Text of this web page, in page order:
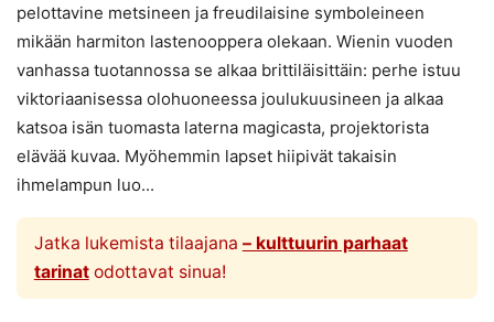
pelottavine metsineen ja freudilaisine symboleineen
mikään harmiton lastenooppera olekaan. Wienin vuoden
vanhassa tuotannossa se alkaa brittiläisittäin: perhe istuu
viktoriaanisessa olohuoneessa joulukuusineen ja alkaa
katsoa isän tuomasta laterna magicasta, projektorista
elävää kuvaa. Myöhemmin lapset hiipivät takaisin
ihmelampun luo...
Jatka lukemista tilaajana – kulttuurin parhaat
tarinatodottavat sinua!